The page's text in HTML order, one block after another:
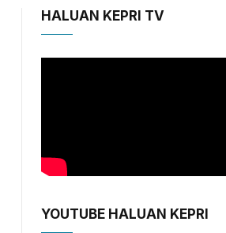
HALUAN KEPRI TV
YOUTUBE HALUAN KEPRI